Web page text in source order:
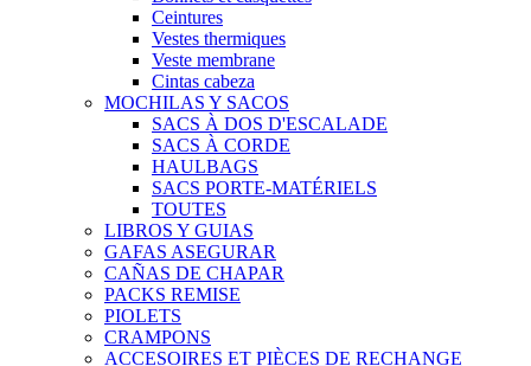
Ceintures
Vestes thermiques
Veste membrane
Cintas cabeza
MOCHILAS Y SACOS
SACS À DOS D'ESCALADE
SACS À CORDE
HAULBAGS
SACS PORTE-MATÉRIELS
TOUTES
LIBROS Y GUIAS
GAFAS ASEGURAR
CAÑAS DE CHAPAR
PACKS REMISE
PIOLETS
CRAMPONS
ACCESOIRES ET PIÈCES DE RECHANGE